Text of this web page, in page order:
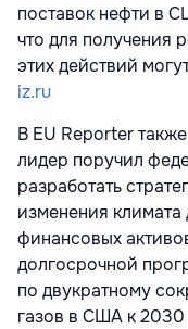
поставок нефти в
что для получения
этих действий
iz.ru
В EU Reporter
лидер поручил
разработать
изменения климата
финансовых
долгосрочной
по двукратному
газов в США к 2030